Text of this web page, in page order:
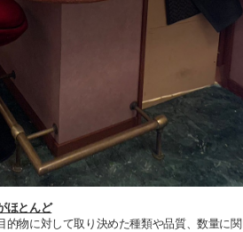
ほとんど
的物に対して取り決めた種類や品質、数量に関